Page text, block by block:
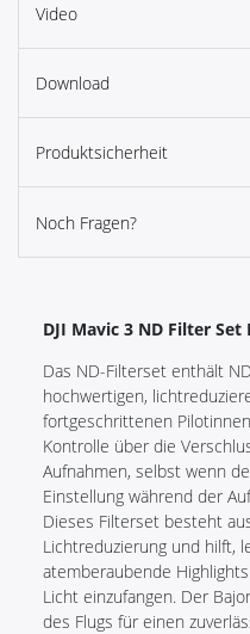
Video
Download
Produktsicherheit
Noch Fragen?
DJI Mavic 3 ND Filter Set
Das ND-Filterset enthält
hochwertigen,
fortgeschrittenen
Kontrolle über die
Aufnahmen, selbst wenn
Einstellung während der
Dieses Filterset besteht
Lichtreduzierung und hilft,
atemberaubende
Licht einzufangen. Der
des Flugs für einen